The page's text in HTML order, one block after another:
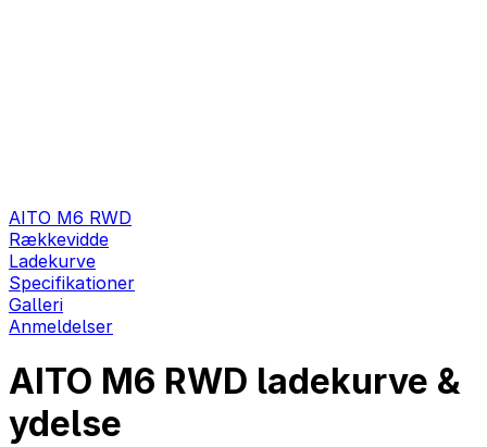
AITO M6 RWD
Rækkevidde
Ladekurve
Specifikationer
Galleri
Anmeldelser
AITO M6 RWD ladekurve &
ydelse